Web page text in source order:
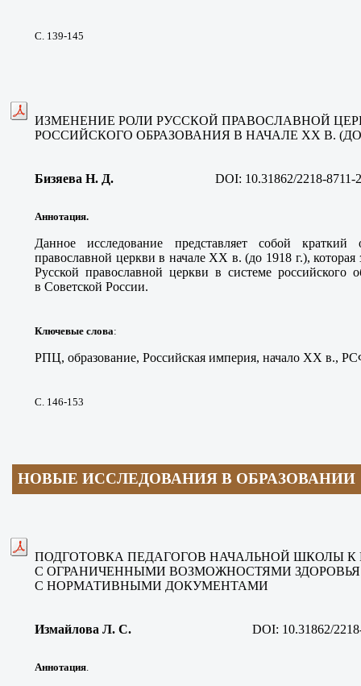
С. 139-145
ИЗМЕНЕНИЕ РОЛИ РУССКОЙ ПРАВОСЛАВНОЙ
РОССИЙСКОГО ОБРАЗОВАНИЯ В НАЧАЛЕ XX В. (ДО
Бизяева Н. Д. DOI: 10.31862/2218-8711-
Аннотация.
Данное исследование представляет собой
православной церкви в начале XX в. (до 1918 г.), которая
Русской православной церкви в системе российского
в Советской России.
Ключевые слова:
РПЦ, образование, Российская империя, начало XX в.,
С. 146-153
НОВЫЕ ИССЛЕДОВАНИЯ В ОБРАЗОВАНИИ
ПОДГОТОВКА ПЕДАГОГОВ НАЧАЛЬНОЙ ШКОЛЫ К
С ОГРАНИЧЕННЫМИ ВОЗМОЖНОСТЯМИ
С НОРМАТИВНЫМИ ДОКУМЕНТАМИ
Измайлова Л. С. DOI: 10.31862/
Аннотация.